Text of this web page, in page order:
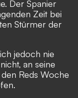
Der Spanier
Zeit bei
Stürmer der
jedoch nie
an seine
Reds Woche